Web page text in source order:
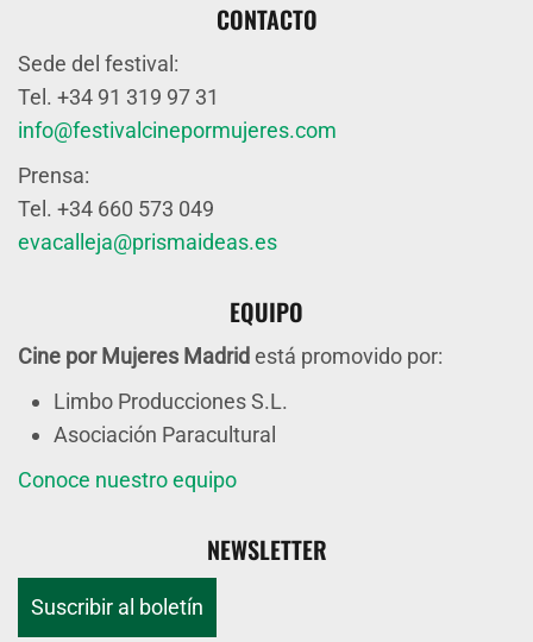
CONTACTO
Sede del festival:
Tel. +34 91 319 97 31
info@festivalcinepormujeres.com
Prensa:
Tel. +34 660 573 049
evacalleja@prismaideas.es
EQUIPO
Cine por Mujeres Madridestá promovido por:
Limbo Producciones S.L.
Asociación Paracultural
Conoce nuestro equipo
NEWSLETTER
Suscribir al boletín